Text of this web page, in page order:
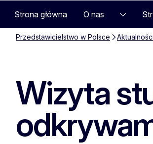
Strona główna O nas
Przedstawicielstwo w Polsce
Wizyta